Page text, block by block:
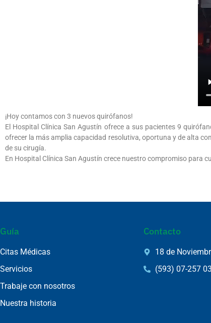
¡Hoy contamos con 3 nuevos quirófanos!
El Hospital Clínica San Agustín ofrece a sus pacientes 9
ofrecer la más amplia capacidad resolutiva, oportuna y de alta
de su cirugía.
En Hospital Clínica San Agustín crece nuestro compromiso para
Guía
Citas Médicas
Servicios
Trabaje con nosotros
Nuestra historia
Contacto
18 de
(593) 07-257